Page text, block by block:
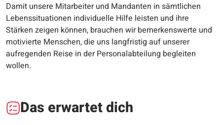
Damit unsere Mitarbeiter und Mandanten in sämtlichen
Lebenssituationen individuelle Hilfe leisten und ihre
Stärken zeigen können, brauchen wir bemerkenswerte und
motivierte Menschen, die uns langfristig auf unserer
aufregenden Reise in der Personalabteilung begleiten
wollen.
Das erwartet dich